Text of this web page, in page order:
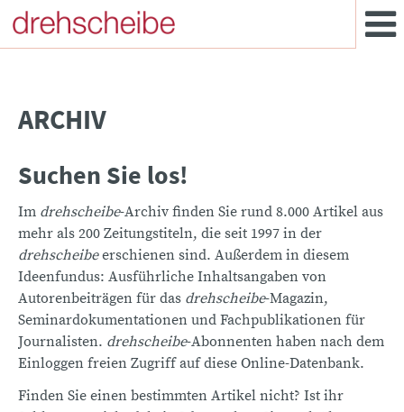
ARCHIV
Suchen Sie los!
Im drehscheibe-Archiv finden Sie rund 8.000 Artikel aus
mehr als 200 Zeitungstiteln, die seit 1997 in der
drehscheibeerschienen sind. Außerdem in diesem
Ideenfundus: Ausführliche Inhaltsangaben von
Autorenbeiträgen für das drehscheibe-Magazin,
Seminardokumentationen und Fachpublikationen für
Journalisten. drehscheibe-Abonnenten haben nach dem
Einloggen freien Zugriff auf diese Online-Datenbank.
Finden Sie einen bestimmten Artikel nicht? Ist ihr